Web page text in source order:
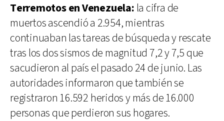
Terremotos en Venezuela: la cifra de
muertos ascendió a 2.954, mientras
continuaban las tareas de búsqueda y rescate
tras los dos sismos de magnitud 7,2 y 7,5 que
sacudieron al país el pasado 24 de junio. Las
autoridades informaron que también se
registraron 16.592 heridos y más de 16.000
personas que perdieron sus hogares.